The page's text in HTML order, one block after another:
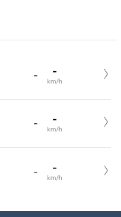
- -
km/h
- -
km/h
- -
km/h